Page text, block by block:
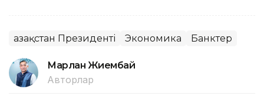
Қазақстан Президенті Экономика Банктер
Марлан Жиембай
Авторлар